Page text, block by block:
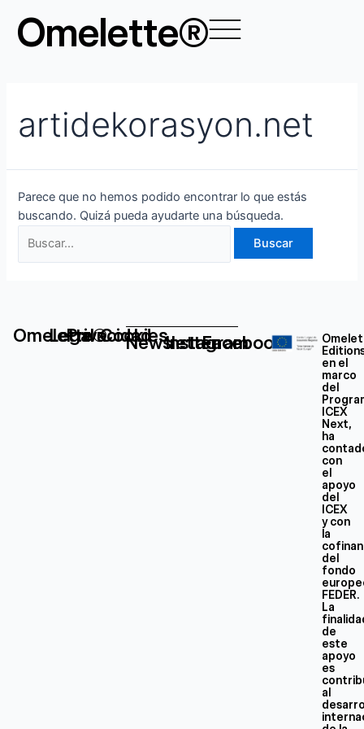
contenido
Omelette®
artidekorasyon.net
Parece que no hemos podido encontrar lo que estás
buscando. Quizá pueda ayudarte una búsqueda.
por:
Omelette®
Legal
Privacidad
Cookies
Newsletter
Instagram
Facebook
en el
marco
del
ICEX
Next,
ha
con
el
apoyo
del
ICEX
y con
la
del
fondo
FEDER.
La
de
este
apoyo
es
al